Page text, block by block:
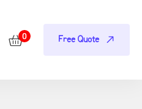
0 Free Quote